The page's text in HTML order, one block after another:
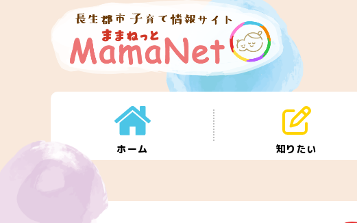
ホーム 知りたい